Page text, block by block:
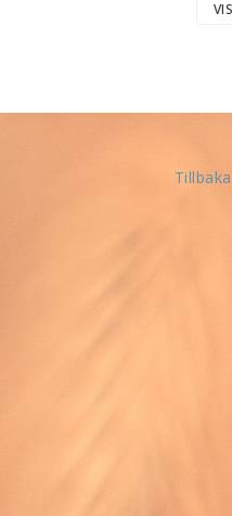
Nya Testamentets
ursprungliga innebörd.